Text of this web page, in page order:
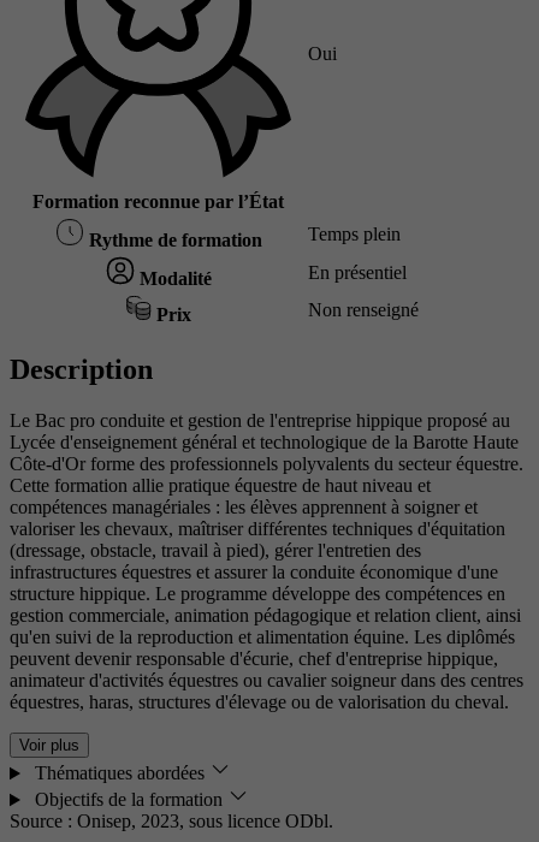
Formation reconnue par l’État
Oui
Rythme de formation Temps plein
Modalité En présentiel
Prix Non renseigné
Description
Le Bac pro conduite et gestion de l'entreprise hippique proposé au
Lycée d'enseignement général et technologique de la Barotte Haute
Côte-d'Or forme des professionnels polyvalents du secteur équestre.
Cette formation allie pratique équestre de haut niveau et
compétences managériales : les élèves apprennent à soigner et
valoriser les chevaux, maîtriser différentes techniques d'équitation
(dressage, obstacle, travail à pied), gérer l'entretien des
infrastructures équestres et assurer la conduite économique d'une
structure hippique. Le programme développe des compétences en
gestion commerciale, animation pédagogique et relation client, ainsi
qu'en suivi de la reproduction et alimentation équine. Les diplômés
peuvent devenir responsable d'écurie, chef d'entreprise hippique,
animateur d'activités équestres ou cavalier soigneur dans des centres
équestres, haras, structures d'élevage ou de valorisation du cheval.
Voir plus
Thématiques abordées
Objectifs de la formation
Source : Onisep, 2023, sous licence ODbl.